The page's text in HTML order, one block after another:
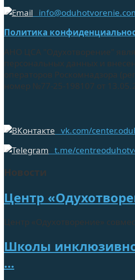
Политика
АНО ЦСА "Одухотворение"
персональных данных и
операторов Роскомнадзора
номер №77-25-198107 от
vk.com/
t.me/
Новости
Центр
Центр «Одухотворение»
Школы
...